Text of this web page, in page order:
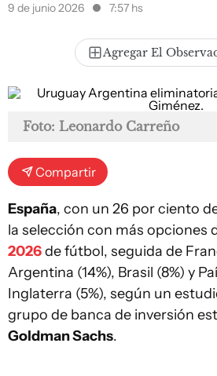
9 de junio 2026 7:57 hs
Agregar El
Foto: Leonardo Carreño
Compartir
España, con un 26 por ciento
la selección con más opciones
2026de fútbol, seguida de
Argentina (14%), Brasil (8%) y
Inglaterra (5%), según un
grupo de banca de inversión
Goldman Sachs.